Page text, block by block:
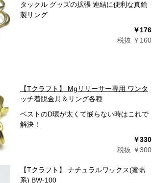
タックル グッズの拡張 連結に便利な真鍮
製リング
￥176
税抜 ￥160
【Tクラフト】 Mgリリーサー専用 ワンタ
ッチ着脱金具＆リング各種
ベストのD環が太くて嵌らない時はこれで
解決！
￥330
税抜 ￥300
【Tクラフト】 ナチュラルワックス(蜜蝋
系) BW-100